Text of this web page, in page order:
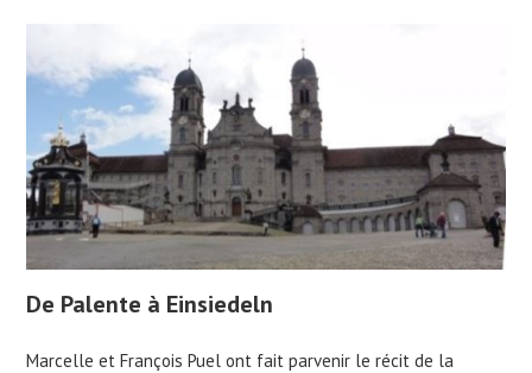
De Palente à Einsiedeln
Marcelle et François Puel ont fait parvenir le récit de la